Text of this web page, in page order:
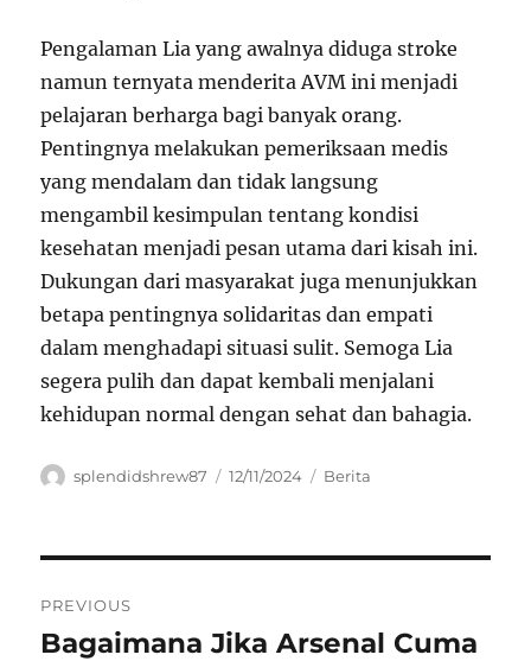
Pengalaman Lia yang awalnya diduga stroke
namun ternyata menderita AVM ini menjadi
pelajaran berharga bagi banyak orang.
Pentingnya melakukan pemeriksaan medis
yang mendalam dan tidak langsung
mengambil kesimpulan tentang kondisi
kesehatan menjadi pesan utama dari kisah ini.
Dukungan dari masyarakat juga menunjukkan
betapa pentingnya solidaritas dan empati
dalam menghadapi situasi sulit. Semoga Lia
segera pulih dan dapat kembali menjalani
kehidupan normal dengan sehat dan bahagia.
Author
splendidshrew87
Posted
12/11/2024 Categories
Berita
pos
PREVIOUS
Previous
Bagaimana Jika Arsenal Cuma